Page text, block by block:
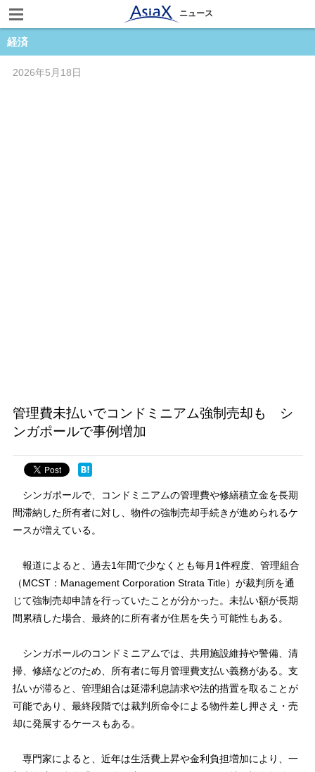
ニュース
経済
2026年5月18日
管理費未払いでコンドミニアム強制売却も シ
ンガポールで事例増加
シンガポールで、コンドミニアムの管理費や修繕積立金を長期
間滞納した所有者に対し、物件の強制売却手続きが進められるケ
ースが増えている。
報道によると、過去1年間で少なくとも毎月1件程度、管理組合
（MCST：Management Corporation Strata Title）が裁判所を通
じて強制売却申請を行っていたことが分かった。未払い額が長期
間累積した場合、最終的に所有者が住居を失う可能性もある。
シンガポールのコンドミニアムでは、共用施設維持や警備、清
掃、修繕などのため、所有者に毎月管理費支払い義務がある。支
払いが滞ると、管理組合は延滞利息請求や法的措置を取ることが
可能であり、最終段階では裁判所命令による物件差し押さえ・売
却に発展するケースもある。
専門家によると、近年は生活費上昇や金利負担増加により、一